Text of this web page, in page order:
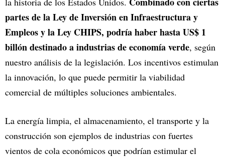
partes de la Ley de Inversión en Infraestructura y
Empleos y la Ley CHIPS, podría haber hasta US$ 1
billón destinado a industrias de economía verde, según
nuestro análisis de la legislación. Los incentivos estimulan
la innovación, lo que puede permitir la viabilidad
comercial de múltiples soluciones ambientales.
La energía limpia, el almacenamiento, el transporte y la
construcción son ejemplos de industrias con fuertes
vientos de cola económicos que podrían estimular el